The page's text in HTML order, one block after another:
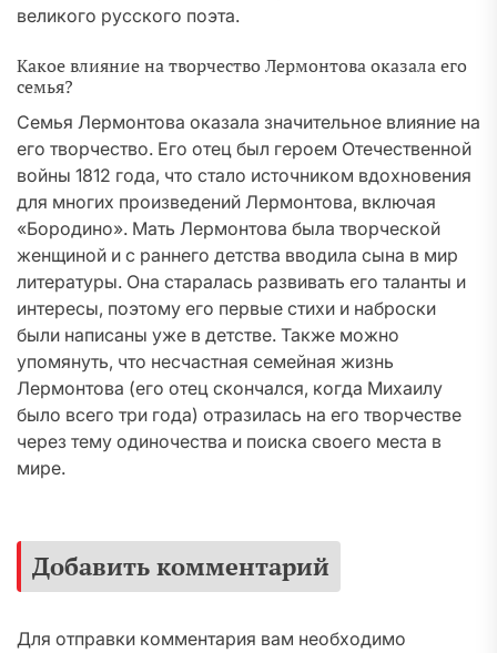
великого русского поэта.
Какое влияние на творчество Лермонтова оказала его
семья?
Семья Лермонтова оказала значительное влияние на
его творчество. Его отец был героем Отечественной
войны 1812 года, что стало источником вдохновения
для многих произведений Лермонтова, включая
«Бородино». Мать Лермонтова была творческой
женщиной и с раннего детства вводила сына в мир
литературы. Она старалась развивать его таланты и
интересы, поэтому его первые стихи и наброски
были написаны уже в детстве. Также можно
упомянуть, что несчастная семейная жизнь
Лермонтова (его отец скончался, когда Михаилу
было всего три года) отразилась на его творчестве
через тему одиночества и поиска своего места в
мире.
Добавить комментарий
Для отправки комментария вам необходимо